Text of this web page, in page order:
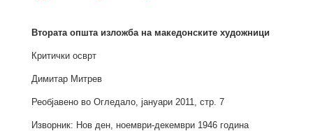
Втората општа изложба на македонските художници
Критички осврт
Димитар Митрев
Реобјавено во Огледало, јануари 2011, стр. 7
Изворник: Нов ден, ноември-декември 1946 година